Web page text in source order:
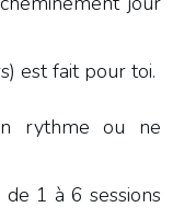
est fait pour toi.
rythme ou ne
, de 1 à 6 sessions